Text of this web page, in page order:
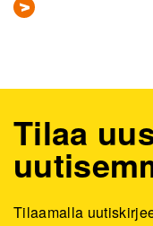
Tilaa
Tilaamalla